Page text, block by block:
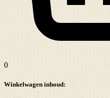
0
Winkelwagen inhoud: